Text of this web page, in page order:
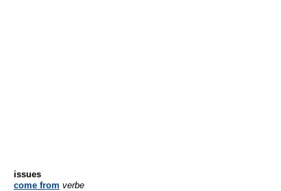
issues
come from verbe